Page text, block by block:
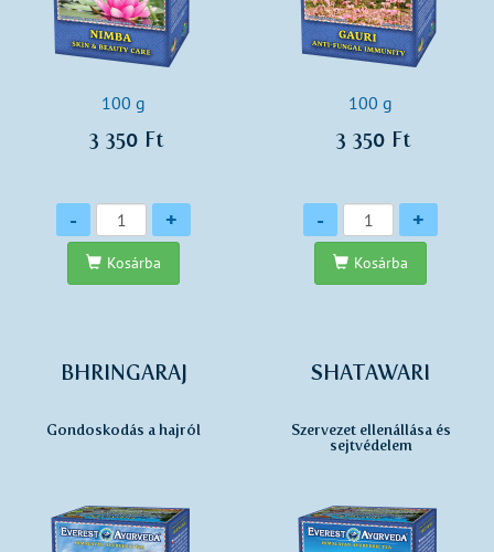
100 g
3 350 Ft
Mennyiség
- +
Kosárba
100 g
3 350 Ft
Mennyiség
- +
Kosárba
BHRINGARAJ
Gondoskodás a hajról
SHATAWARI
Szervezet ellenállása és
sejtvédelem